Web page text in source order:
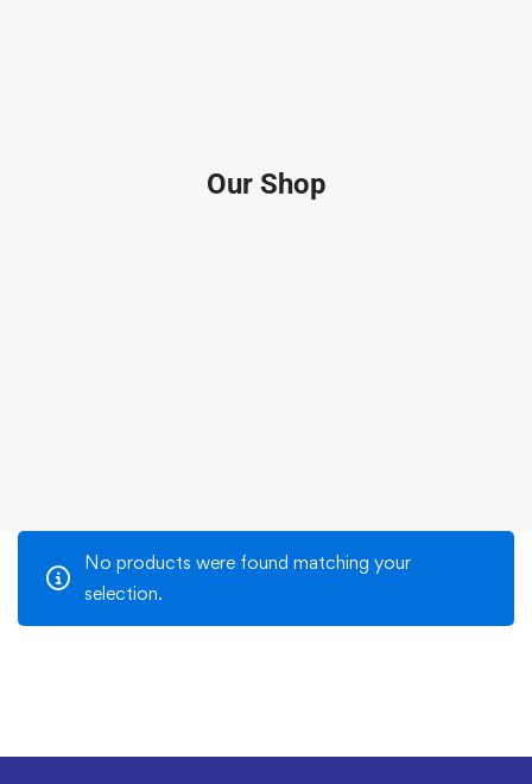
Our Shop
No products were found matching your
selection.